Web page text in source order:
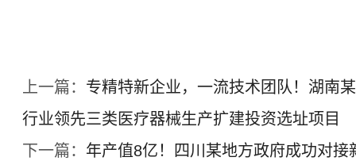
上一篇： 专精特新企业，一流技术团队！湖南
行业领先三类医疗器械生产扩建投资选址项目
下一篇： 年产值8亿！四川某地方政府成功对接